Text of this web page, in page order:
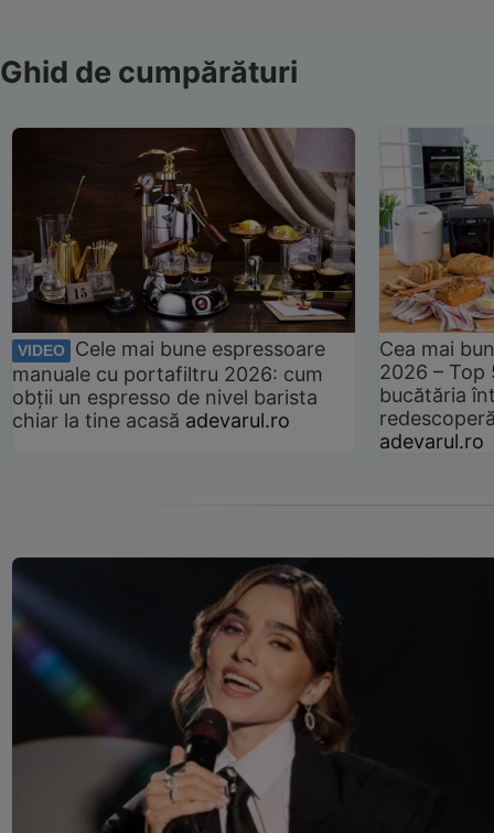
Ghid de cumpărături
VIDEO
Cele mai bune espressoare
manuale cu portafiltru 2026: cum
obții un espresso de nivel barista
chiar la tine acasă adevarul.ro
Cea mai
2026 –
bucătăria
adevarul.ro